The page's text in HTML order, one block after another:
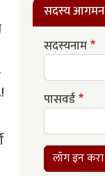
सदस्य आगमन
सदस्यनाम
पासवर्ड
लॉग इन करा